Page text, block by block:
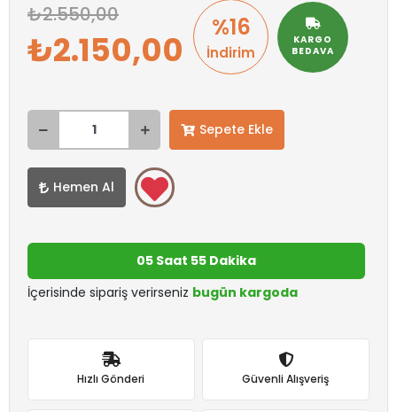
KARGO
BEDAVA
%16
İndirim
2.550,00
2.150,00
Sepete Ekle
Hemen Al
05 Saat 55 Dakika
İçerisinde sipariş verirseniz bugün kargoda
Hızlı Gönderi Güvenli Alışveriş